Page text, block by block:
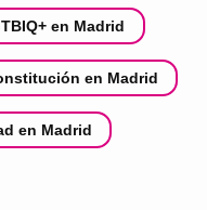
en Madrid
en Madrid
en Madrid